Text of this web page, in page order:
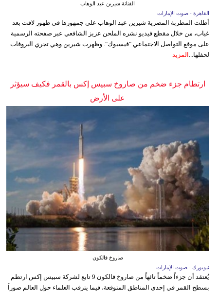
الفنانة شيرين عبد الوهاب
القاهرة - صوت الإمارات
أطلت المطربة المصرية شيرين عبد الوهاب على جمهورها في ظهور لافت بعد
غياب، من خلال مقطع فيديو نشره الملحن عزيز الشافعي عبر صفحته الرسمية
على موقع التواصل الاجتماعي "فيسبوك". وظهرت شيرين وهي تجري البروفات
لحفلها... المزيد
ارتطام جزء ضخم من صاروخ سبيس إكس بالقمر فكيف سيؤثر
على الأرض
صاروخ فالكون
نيويورك - صوت الإمارات
يُعتقد أن جزءاً ضخماً تائهاً من صاروخ فالكون 9 تابع لشركة سبيس إكس ارتطم
بسطح القمر في إحدى المناطق المتوقعة، فيما يترقب العلماء حول العالم صوراً